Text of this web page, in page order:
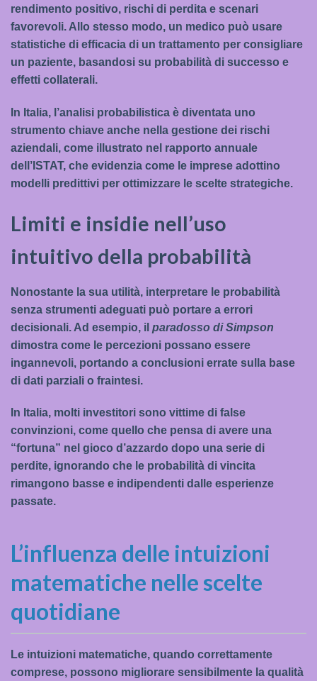
rendimento positivo, rischi di perdita e scenari
favorevoli. Allo stesso modo, un medico può usare
statistiche di efficacia di un trattamento per consigliare
un paziente, basandosi su probabilità di successo e
effetti collaterali.
In Italia, l’analisi probabilistica è diventata uno
strumento chiave anche nella gestione dei rischi
aziendali, come illustrato nel rapporto annuale
dell’ISTAT, che evidenzia come le imprese adottino
modelli predittivi per ottimizzare le scelte strategiche.
Limiti e insidie nell’uso
intuitivo della probabilità
Nonostante la sua utilità, interpretare le probabilità
senza strumenti adeguati può portare a errori
decisionali. Ad esempio, il paradosso di Simpson
dimostra come le percezioni possano essere
ingannevoli, portando a conclusioni errate sulla base
di dati parziali o fraintesi.
In Italia, molti investitori sono vittime di false
convinzioni, come quello che pensa di avere una
“fortuna” nel gioco d’azzardo dopo una serie di
perdite, ignorando che le probabilità di vincita
rimangono basse e indipendenti dalle esperienze
passate.
L’influenza delle intuizioni
matematiche nelle scelte
quotidiane
Le intuizioni matematiche, quando correttamente
comprese, possono migliorare sensibilmente la qualità